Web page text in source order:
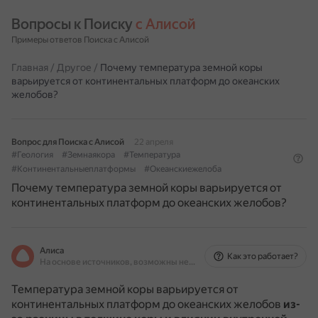
Вопросы к Поиску с Алисой
Примеры ответов Поиска с Алисой
Главная / Другое / Почему температура земной коры
варьируется от континентальных платформ до океанских
желобов?
Вопрос для Поиска с Алисой
22 апреля
#Геология
#Земнаякора
#Температура
#Континентальныеплатформы
#Океанскиежелоба
Почему температура земной коры варьируется от
континентальных платформ до океанских желобов?
Алиса
На основе источников, возможны неточности
Как это работает?
Температура земной коры варьируется от
континентальных платформ до океанских желобов из-